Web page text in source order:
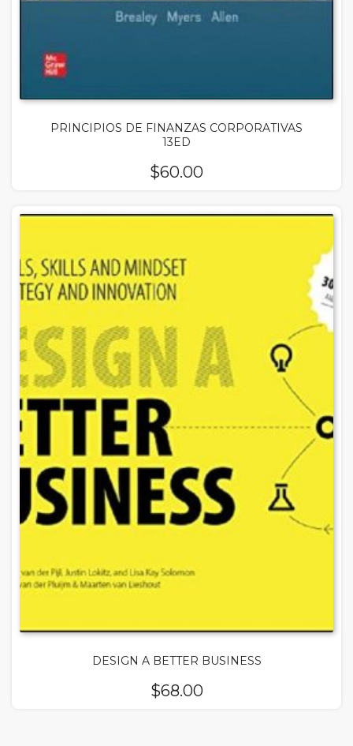
PRINCIPIOS DE FINANZAS CORPORATIVAS
13ED
$60.00
DESIGN A BETTER BUSINESS
$68.00